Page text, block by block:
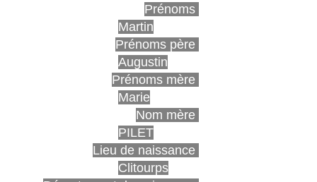
Prénoms
Martin
Prénoms père
Augustin
Prénoms mère
Marie
Nom mère
PILET
Lieu de naissance
Clitourps